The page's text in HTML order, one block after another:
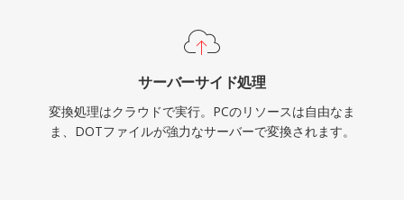
サーバーサイド処理
変換処理はクラウドで実行。PCのリソースは自由なま
ま、DOTファイルが強力なサーバーで変換されます。